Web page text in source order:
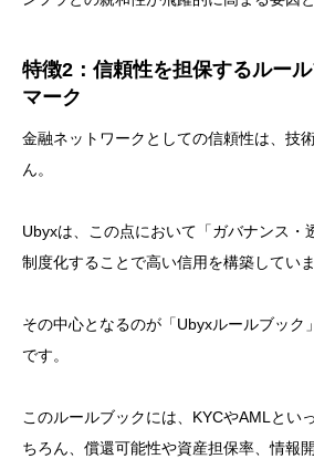
特徴2：信頼性を担保するルー
マーク
金融ネットワークとしての信頼性は、技
ん。
Ubyxは、この点において「ガバナンス・
制度化することで高い信用を構築していま
その中心となるのが「Ubyxルールブック
です。
このルールブックには、KYCやAMLとい
ちろん、償還可能性や資産担保率、情報